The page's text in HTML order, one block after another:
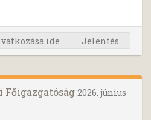
ide Jelentés
Főigazgatóság 2026. június